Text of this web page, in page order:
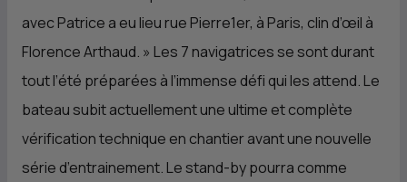
avec Patrice a eu lieu rue Pierre1er, à Paris, clin d’œil à
Florence Arthaud. » Les 7 navigatrices se sont durant
tout l’été préparées à l’immense défi qui les attend. Le
bateau subit actuellement une ultime et complète
vérification technique en chantier avant une nouvelle
série d’entrainement. Le stand-by pourra comme